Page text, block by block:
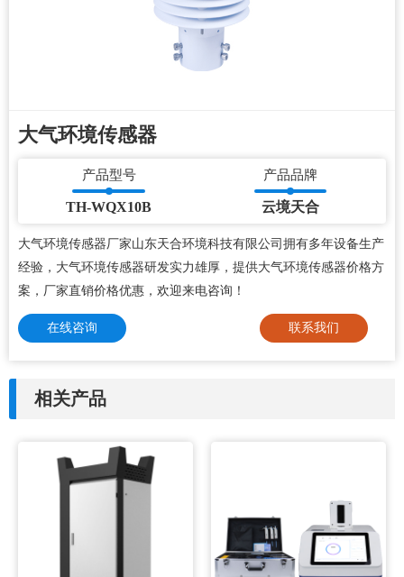
大气环境传感器
产品型号
TH-WQX10B
产品品牌
云境天合
大气环境传感器厂家山东天合环境科技有限公司拥有多年设备生产
经验，大气环境传感器研发实力雄厚，提供大气环境传感器价格方
案，厂家直销价格优惠，欢迎来电咨询！
在线咨询 联系我们
相关产品